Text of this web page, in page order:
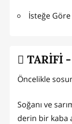
İsteğe Göre
TARİFİ
Öncelikle
Soğanı ve
derin bir kaba